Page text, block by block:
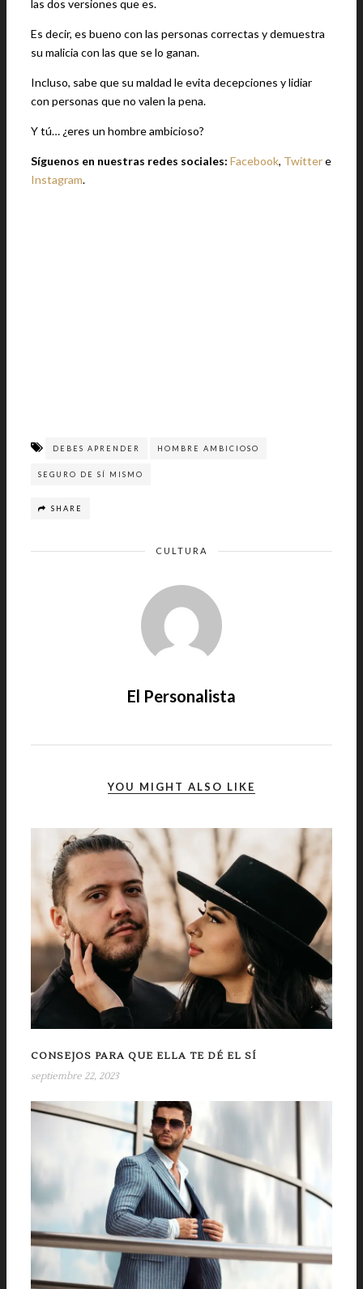
las dos versiones que es.
Es decir, es bueno con las personas correctas y demuestra
su malicia con las que se lo ganan.
Incluso, sabe que su maldad le evita decepciones y lidiar
con personas que no valen la pena.
Y tú… ¿eres un hombre ambicioso?
Síguenos en nuestras redes sociales: Facebook, Twittere
Instagram.
DEBES APRENDER HOMBRE AMBICIOSO
SEGURO DE SÍ MISMO
SHARE
CULTURA
El Personalista
YOU MIGHT ALSO LIKE
CONSEJOS PARA QUE ELLA TE DÉ EL SÍ
septiembre 22, 2023